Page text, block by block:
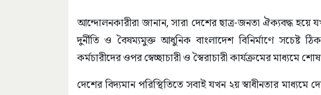
আন্দোলনকারীরা জানান, সারা দেশের ছাত্র-জনতা ঐক্যবদ্ধ হয়ে
দুর্নীতি ও বৈষম্যমুক্ত আধুনিক বাংলাদেশ বিনির্মাণে সচেষ্ট
কর্মচারীদের ওপর স্বেচ্ছাচারী ও স্বৈরাচারী কার্যক্রমের মাধ্যমে
দেশের বিদ্যমান পরিস্থিতিতে সবাই যখন ২য় স্বাধীনতার মাধ্যমে